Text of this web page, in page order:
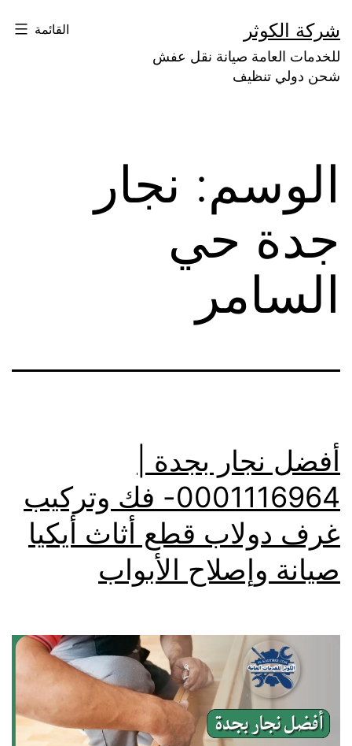
إلى
المحتوى
شركة الكوثر
للخدمات العامة صيانة نقل عفش
شحن دولي تنظيف
القائمة
الوسم: نجار
جدة حي
السامر
أفضل نجار بجدة |
0001116964- فك وتركيب
غرف دولاب قطع أثاث أيكيا
صيانة وإصلاح الأبواب